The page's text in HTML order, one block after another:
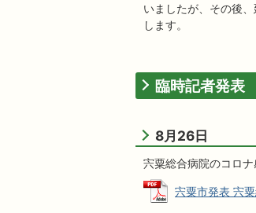
いましたが、その後
します。
臨時記者発表
8月26日
宍粟総合病院のコロ
宍粟市発表 宍